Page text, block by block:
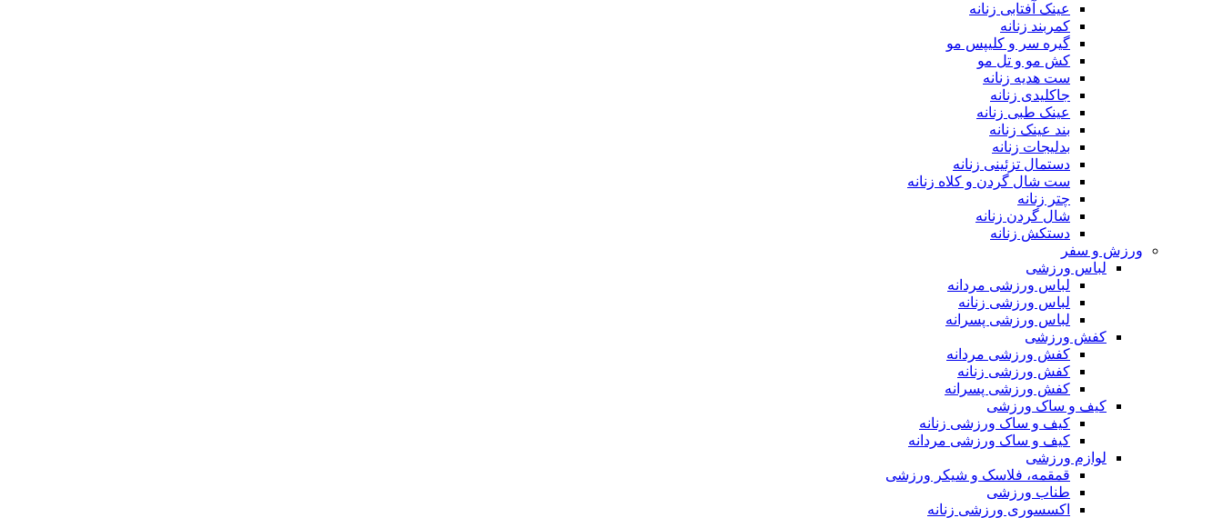
عینک آفتابی زنانه
کمربند زنانه
گیره سر و کلیپس مو
کش مو و تل مو
ست هدیه زنانه
جاکلیدی زنانه
عینک طبی زنانه
بند عینک زنانه
بدلیجات زنانه
دستمال تزئینی زنانه
ست شال گردن و کلاه زنانه
چتر زنانه
شال گردن زنانه
دستکش زنانه
ورزش و سفر
لباس ورزشی
لباس ورزشی مردانه
لباس ورزشی زنانه
لباس ورزشی پسرانه
کفش ورزشی
کفش ورزشی مردانه
کفش ورزشی زنانه
کفش ورزشی پسرانه
کیف و ساک ورزشی
کیف و ساک ورزشی زنانه
کیف و ساک ورزشی مردانه
لوازم ورزشی
قمقمه، فلاسک و شیکر ورزشی
طناب ورزشی
اکسسوری ورزشی زنانه